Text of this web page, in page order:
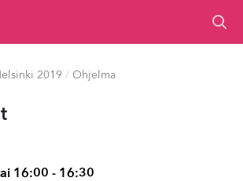
2019 / Ohjelma
16:00 - 16:30